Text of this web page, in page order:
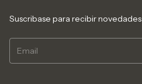
Suscribase para recibir novedades